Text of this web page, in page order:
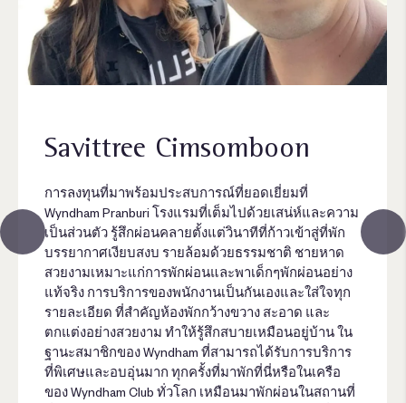
Savittree Cimsomboon
การลงทุนที่มาพร้อมประสบการณ์ที่ยอดเยี่ยมที่
Wyndham Pranburi โรงแรมที่เต็มไปด้วยเสน่ห์และความ
เป็นส่วนตัว รู้สึกผ่อนคลายตั้งแต่วินาทีที่ก้าวเข้าสู่ที่พัก
บรรยากาศเงียบสงบ รายล้อมด้วยธรรมชาติ ชายหาด
สวยงามเหมาะแก่การพักผ่อนและพาเด็กๆพักผ่อนอย่าง
แท้จริง การบริการของพนักงานเป็นกันเองและใส่ใจทุก
รายละเอียด ที่สำคัญห้องพักกว้างขวาง สะอาด และ
ตกแต่งอย่างสวยงาม ทำให้รู้สึกสบายเหมือนอยู่บ้าน ใน
ฐานะสมาชิกของ Wyndham ที่สามารถได้รับการบริการ
ที่พิเศษและอบอุ่นมาก ทุกครั้งที่มาพักที่นี่หรือในเครือ
ของ Wyndham Club ทั่วโลก เหมือนมาพักผ่อนในสถานที่